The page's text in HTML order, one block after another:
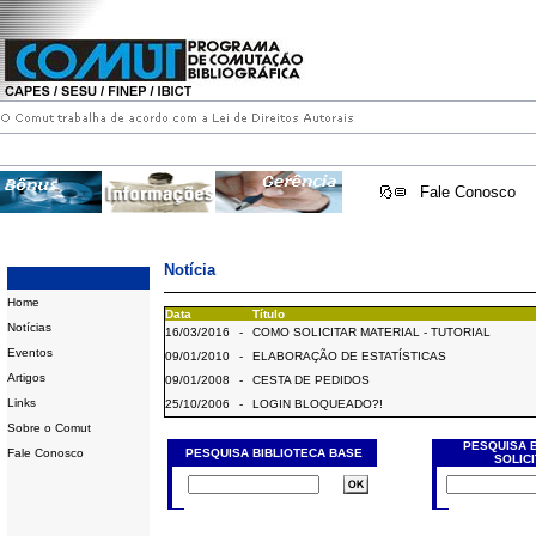
Fale Conosco
Home
Notícias
Eventos
Artigos
Links
Sobre o Comut
Fale Conosco
Notícia
Data
Título
16/03/2016
-
COMO SOLICITAR MATERIAL - TUTORIAL
09/01/2010
-
ELABORAÇÃO DE ESTATÍSTICAS
09/01/2008
-
CESTA DE PEDIDOS
25/10/2006
- LOGIN BLOQUEADO?!
PESQUISA BIBLIOTECA BASE
PESQUISA